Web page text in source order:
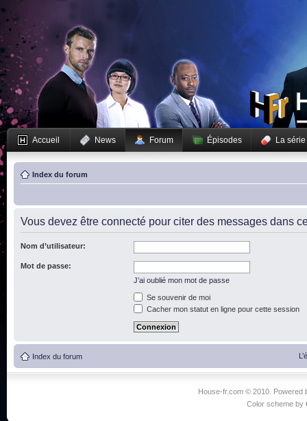
Accueil News Forum Épisodes La série
Index du forum
Vous devez être connecté pour citer des messages dans
Nom d’utilisateur:
Mot de passe:
J’ai oublié mon mot de passe
Se souvenir de moi
Cacher mon statut en ligne pour cette session
Index du forum
House-fr.com © 2010. Powered
Color scheme by